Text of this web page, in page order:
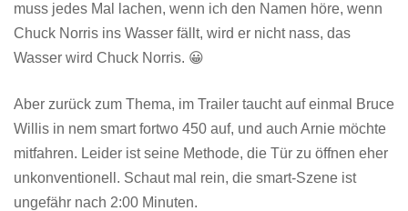
muss jedes Mal lachen, wenn ich den Namen höre, wenn
Chuck Norris ins Wasser fällt, wird er nicht nass, das
Wasser wird Chuck Norris. 😀
Aber zurück zum Thema, im Trailer taucht auf einmal Bruce
Willis in nem smart fortwo 450 auf, und auch Arnie möchte
mitfahren. Leider ist seine Methode, die Tür zu öffnen eher
unkonventionell. Schaut mal rein, die smart-Szene ist
ungefähr nach 2:00 Minuten.